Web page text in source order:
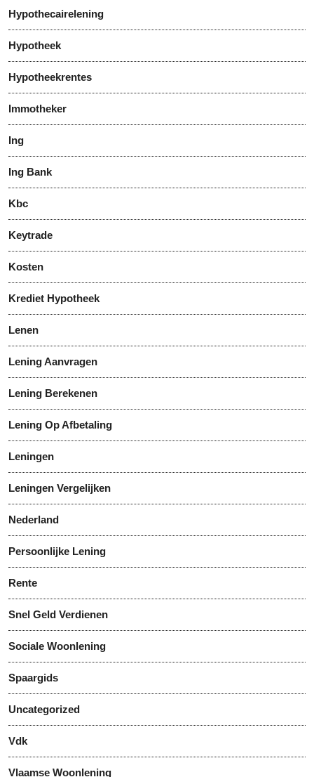
Hypothecairelening
Hypotheek
Hypotheekrentes
Immotheker
Ing
Ing Bank
Kbc
Keytrade
Kosten
Krediet Hypotheek
Lenen
Lening Aanvragen
Lening Berekenen
Lening Op Afbetaling
Leningen
Leningen Vergelijken
Nederland
Persoonlijke Lening
Rente
Snel Geld Verdienen
Sociale Woonlening
Spaargids
Uncategorized
Vdk
Vlaamse Woonlening